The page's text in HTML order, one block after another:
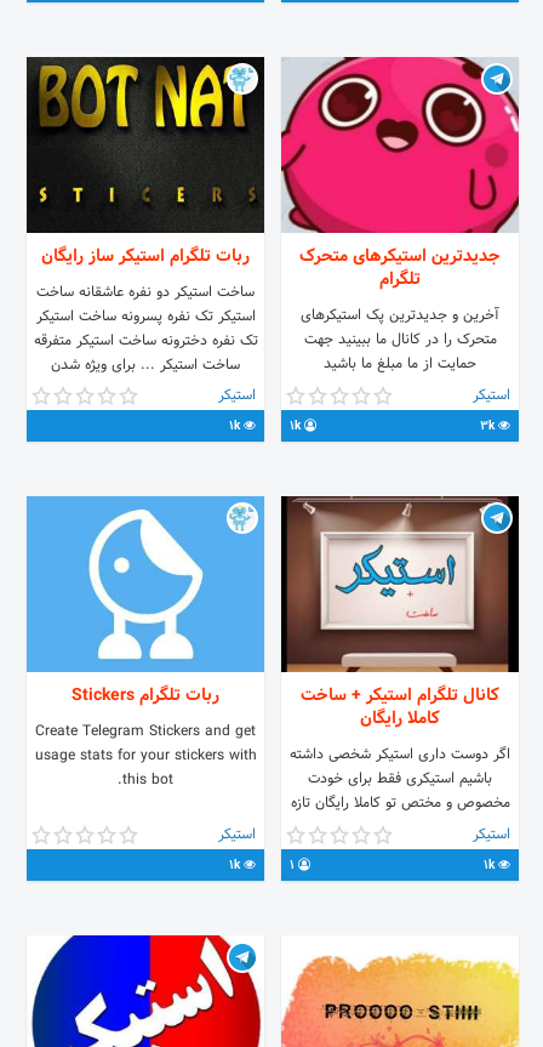
جدیدترین استیکرهای متحرک
تلگرام
آخرین و جدیدترین پک استیکرهای
متحرک را در کانال ما ببینید جهت
حمایت از ما مبلغ ما باشید
@newanimatedstickers معرفی پک
های خود جهت قرار گرفتن در چنل به
نام و آیدی شما 👇👇 @alireza_13s
استیکر
3k
1k
ربات تلگرام استیکر ساز رایگان
ساخت استیکر دو نفره عاشقانه ساخت
استیکر تک نفره پسرونه ساخت استیکر
تک نفره دخترونه ساخت استیکر متفرقه
ساخت استیکر ... برای ویژه شدن
کافیست به پشتیبانی پیام دهید و
درخواست ویژه شدن کنید و به رایگان
ویژه شیوید.
استیکر
1k
کانال تلگرام استیکر + ساخت
کاملا رایگان
اگر دوست داری استیکر شخصی داشته
باشیم استیکری فقط برای خودت
مخصوص و مختص تو کاملا رایگان تازه
تو کانال استیکر های عمومی دیگه رو هم
رایگان میذاریم همش دایگان فقط کافیه
عضو شی همین
استیکر
1k
ربات تلگرام Stickers
Create Telegram Stickers and get
usage stats for your stickers with
this bot.
استیکر
1k